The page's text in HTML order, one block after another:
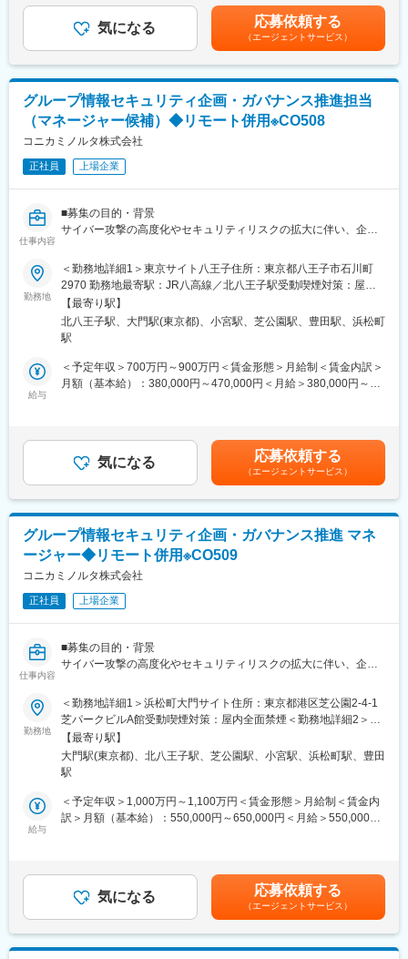
祉施設で使用されております。日本の病院市場で6割のシェアを得
ているトップメーカーです。現場の声・ニーズを吸い上げ、シス
テム利用者がより使いやすく、
より価値を生み出してもらうための製品開発を目指しており、営
業・開発・製造部門まで一丸となり、お客様と共に創り上げるこ
とができる共創体制が同社の大きな強みになります。
変更の範囲：会社の定める業務
■業務詳細
・物件製品セキュリティ方針検討&纏め
・各種セキュリティガイドライン調査&理解
・各種セキュリティガイドラインへの対応検討
・システム構成管理
■組織について：社外協力メンバーなどを含めると50名の規模に
護支援事業を行うグループに分かれております。同社は中途社員
の比率がとても高い会社のため、導入研修も充実しておりご入社
■ナースコールシステム「NICSS」とは：院内情報ネットワークと
連動し、受け持ち患者のコールをPHSやスマートフォンで受けら
れる機能を始め、看護師をサポートする様々な機能を搭載したナ
ースコールシステムです。看護に必要な情報を「見える化」し、
供を実現します。
ているトップメーカーです。現場の声・ニーズを吸い上げ、シス
テム利用者がより使いやすく、
より価値を生み出してもらうための製品開発を目指しており、営
業・開発・製造部門まで一丸となり、お客様と共に創り上げるこ
とができる共創体制が同社の大きな強みになります。
変更の範囲：会社の定める業務
の経験・年齢考慮のうえ決定します。■昇給賞与：昇給年1回（10
月）、賞与年2回（6月・12月）賃金はあくまでも目安の金額であ
り、選考を通じて上下する可能性があります。月給(月額)は固定手
当を含めた表記です。
気になる 応募依頼する
（エージェントサービス）
グループ情報セキュリティ企画・ガバナンス推進担当
（マネージャー候補）◆リモート併用※CO508
コニカミノルタ株式会社
正社員 上場企業
仕事内容
■募集の目的・背景
サイバー攻撃の高度化やセキュリティリスクの拡大に伴い、企業
す。
当社においても、実効性のあるセキュリティ施策の企画・導入や
継続的な改善が重要なテーマとなっており、今後の体制強化と安
定運用を見据え、新たなメンバーを募集します。
既存メンバーが培ってきた知見や運営基盤を活かしつつ、新たな
視点や経験を取り入れ、グループ全体のセキュリティレベル向上
を一緒に推進いただける方を歓迎します。
■業務内容
ィ施策を担当いただきます。サイバー攻撃やセキュリティリスク
が高度化・多様化する中、グループ全体のセキュリティレベル向
上に向けて、インフラやセキュリティに関する知見を活かしなが
部門など多様な関係者と連携しながら、実態に即したルール整備
や運用改善を進めていただきます。既存の仕組みや運用基盤を活
かしつつ、新たな視点や技術動向も取り入れながら、グループ全
変化する脅威環境に対応するため、チームメンバーと知見や事例
を共有しながら、継続的な改善活動を推進いただける方を募集し
■魅力
中、情報セキュリティは企業経営を支える重要な経営課題の一つ
として位置付けられています。当社においても経営層からの期待
は非常に高く、本ポジションはグループ全体の事業継続や企業価
値向上を支える重要な役割を担います。
セキュリティ施策の企画立案から導入、グローバル展開、運用改
部門を巻き込みながら改善策の企画・実行を主体的に推進するこ
とができます。決められたルールや運用を維持するだけではな
変更の範囲：会社の定める業務
勤務地
＜勤務地詳細1＞東京サイト八王子住所：東京都八王子市石川町
2970 勤務地最寄駅：JR八高線／北八王子駅受動喫煙対策：屋内
全面禁煙＜勤務地詳細2＞浜松町大門サイト住所：東京都港区芝公
園2-4-1 芝パークビルA館受動喫煙対策：屋内全面禁煙変更の範
囲：会社の定める事業所（リモートワーク含む）
【最寄り駅】
北八王子駅、大門駅(東京都)、小宮駅、芝公園駅、豊田駅、浜松町
駅
給与
＜予定年収＞700万円～900万円＜賃金形態＞月給制＜賃金内訳＞
月額（基本給）：380,000円～470,000円＜月給＞380,000円～
下する可能性があります。月給(月額)は固定手当を含めた表記で
す。
気になる 応募依頼する
（エージェントサービス）
グループ情報セキュリティ企画・ガバナンス推進 マネ
ージャー◆リモート併用※CO509
コニカミノルタ株式会社
正社員 上場企業
仕事内容
■募集の目的・背景
サイバー攻撃の高度化やセキュリティリスクの拡大に伴い、企業
す。
当社においても、実効性のあるセキュリティ施策の企画・導入や
継続的な改善が重要なテーマとなっており、今後の体制強化と安
定運用を見据え、新たなメンバーを募集します。
既存メンバーが培ってきた知見や運営基盤を活かしつつ、新たな
視点や経験を取り入れ、グループ全体のセキュリティレベル向上
を一緒に推進いただける方を歓迎します。
■業務内容
ィ施策を担当いただきます。サイバー攻撃やセキュリティリスク
が高度化・多様化する中、グループ全体のセキュリティレベル向
上に向けて、インフラやセキュリティに関する知見を活かしなが
勤務地
＜勤務地詳細1＞浜松町大門サイト住所：東京都港区芝公園2-4-1
芝パークビルA館受動喫煙対策：屋内全面禁煙＜勤務地詳細2＞東
京サイト八王子住所：東京都八王子市石川町2970 勤務地最寄駅：
JR八高線／北八王子駅受動喫煙対策：屋内全面禁煙変更の範囲：
会社の定める事業所（リモートワーク含む）
【最寄り駅】
大門駅(東京都)、北八王子駅、芝公園駅、小宮駅、浜松町駅、豊田
駅
給与
＜予定年収＞1,000万円～1,100万円＜賃金形態＞月給制＜賃金内
訳＞月額（基本給）：550,000円～650,000円＜月給＞550,000円
下する可能性があります。月給(月額)は固定手当を含めた表記で
す。
気になる 応募依頼する
（エージェントサービス）